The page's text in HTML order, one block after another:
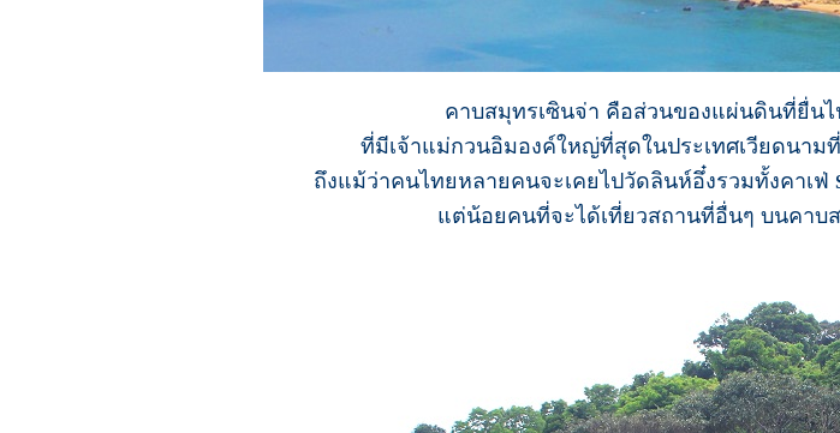
คาบสมุทรเซินจ่า คือส่วนของแผ่นดินที่ยื่นไ
ที่มีเจ้าแม่กวนอิมองค์ใหญ่ที่สุดในประเทศเวียดนาม
ถึงแม้ว่าคนไทยหลายคนจะเคยไปวัดลินห์อึ๋งรวมทั้งคาเฟ่
แต่น้อยคนที่จะได้เที่ยวสถานที่อื่นๆ บนคาบ